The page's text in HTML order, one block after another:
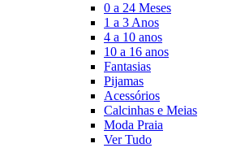
0 a 24 Meses
1 a 3 Anos
4 a 10 anos
10 a 16 anos
Fantasias
Pijamas
Acessórios
Calcinhas e Meias
Moda Praia
Ver Tudo